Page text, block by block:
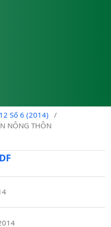
Số 6 (2014)
/
NÔNG THÔN